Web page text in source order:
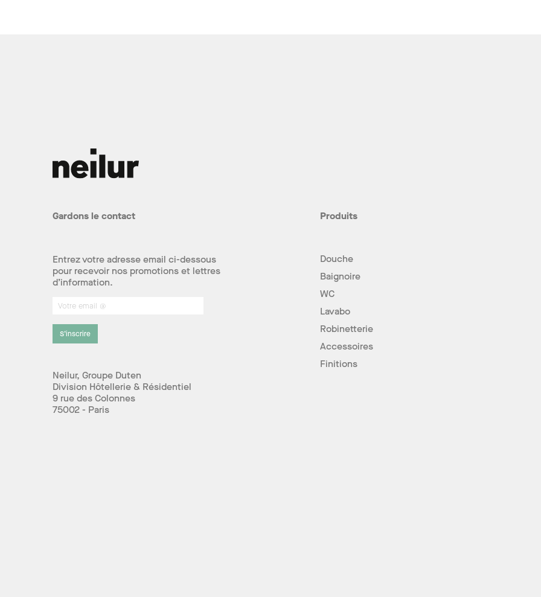
Gardons le contact
Entrez votre adresse email ci-dessous
pour recevoir nos promotions et lettres
d’information.
S’inscrire
Neilur, Groupe Duten
Division Hôtellerie & Résidentiel
9 rue des Colonnes
75002 - Paris
Produits
Douche
Baignoire
WC
Lavabo
Robinetterie
Accessoires
Finitions